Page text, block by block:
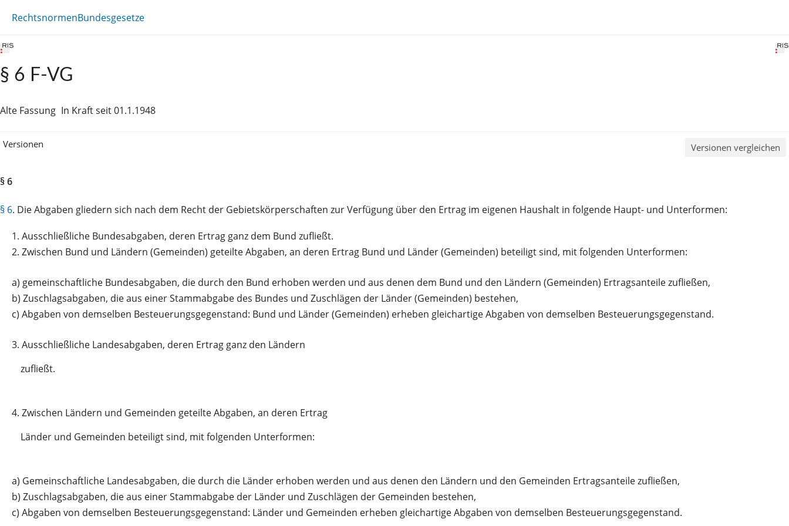
RechtsnormenBundesgesetze
§ 6 F-VG
Alte Fassung In Kraft seit 01.1.1948
Versionen Versionen vergleichen
§ 6
§ 6. Die Abgaben gliedern sich nach dem Recht der Gebietskörperschaften zur Verfügung über den Ertrag im eigenen Haushalt in folgende Haupt- und Unterformen:
1. Ausschließliche Bundesabgaben, deren Ertrag ganz dem Bund zufließt.
2. Zwischen Bund und Ländern (Gemeinden) geteilte Abgaben, an deren Ertrag Bund und Länder (Gemeinden) beteiligt sind, mit folgenden Unterformen:
a) gemeinschaftliche Bundesabgaben, die durch den Bund erhoben werden und aus denen dem Bund und den Ländern (Gemeinden) Ertragsanteile zufließen,
b) Zuschlagsabgaben, die aus einer Stammabgabe des Bundes und Zuschlägen der Länder (Gemeinden) bestehen,
c) Abgaben von demselben Besteuerungsgegenstand: Bund und Länder (Gemeinden) erheben gleichartige Abgaben von demselben Besteuerungsgegenstand.
3. Ausschließliche Landesabgaben, deren Ertrag ganz den Ländern
zufließt.
4. Zwischen Ländern und Gemeinden geteilte Abgaben, an deren Ertrag
Länder und Gemeinden beteiligt sind, mit folgenden Unterformen:
a) Gemeinschaftliche Landesabgaben, die durch die Länder erhoben werden und aus denen den Ländern und den Gemeinden Ertragsanteile zufließen,
b) Zuschlagsabgaben, die aus einer Stammabgabe der Länder und Zuschlägen der Gemeinden bestehen,
c) Abgaben von demselben Besteuerungsgegenstand: Länder und Gemeinden erheben gleichartige Abgaben von demselben Besteuerungsgegenstand.